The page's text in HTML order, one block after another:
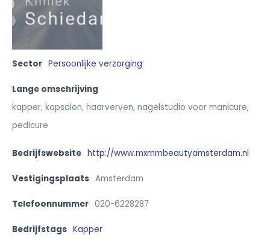
Sector Persoonlijke verzorging
Lange omschrijving
kapper, kapsalon, haarverven, nagelstudio voor manicure,
pedicure
Bedrijfswebsite http://www.mxmmbeautyamsterdam.nl
Vestigingsplaats Amsterdam
Telefoonnummer 020-6228287
Bedrijfstags Kapper